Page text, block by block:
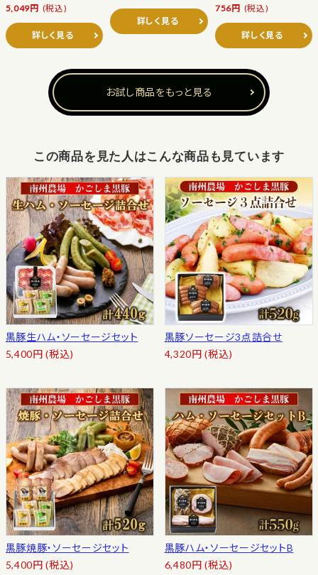
5,049円 (税込)
詳しく見る
詳しく見る
756円 (税込)
詳しく見る
お試し商品をもっと見る
この商品を見た人はこんな商品も見ています
黒豚生ハム・ソーセージセット
5,400円(税込)
黒豚ソーセージ3点詰合せ
4,320円(税込)
黒豚焼豚・ソーセージセット
5,400円(税込)
黒豚ハム・ソーセージセットB
6,480円(税込)